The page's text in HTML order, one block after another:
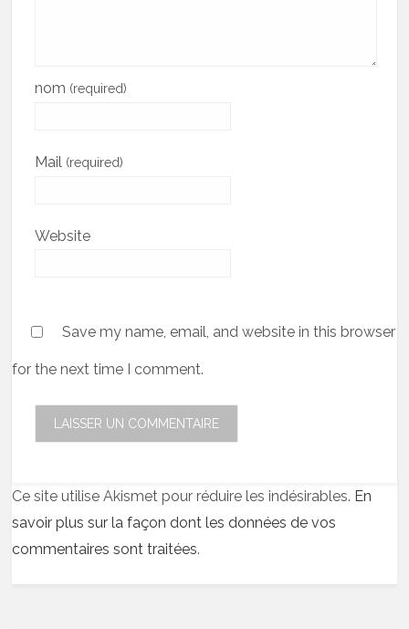
nom (required)
Mail (required)
Website
Save my name, email, and website in this browser
for the next time I comment.
Ce site utilise Akismet pour réduire les indésirables. En
savoir plus sur la façon dont les données de vos
commentaires sont traitées.